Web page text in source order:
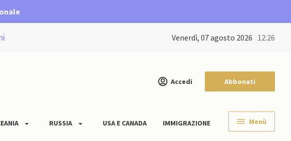
venerdì, 07 agosto 2026 12:26
Accedi Abbonati
RUSSIA USA E CANADA IMMIGRAZIONE Menù